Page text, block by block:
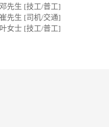
邓先生 [技工/普工]
崔先生 [司机/交通]
叶女士 [技工/普工]